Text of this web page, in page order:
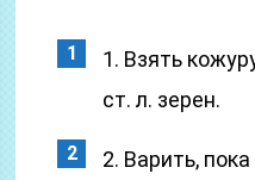
1. Взять
ст. л. зерен.
2. Варить,